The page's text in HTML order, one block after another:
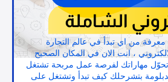
والتسويق الشاملة
من اي تبدأ في عالم التجارة
، انت الان في المكان الصحيح
تحوّل مهاراتك لفرصة عمل مربحة تشتغل
بتشرحلك كيف تبدأ وتشتغل على